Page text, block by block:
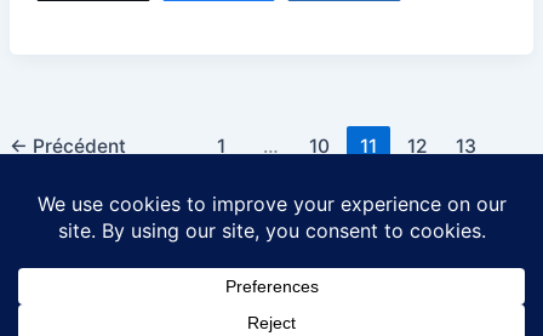
← Précédent 1 … 10 11 12
13